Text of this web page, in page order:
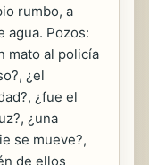
rumbo, a
agua. Pozos:
mato al policía
¿el
¿fue el
¿una
se mueve?,
de ellos